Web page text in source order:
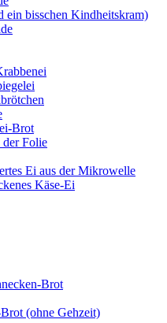
ein bisschen Kindheitskram)
Brot
der Folie
Ei aus der Mikrowelle
Käse-Ei
Brot
(ohne Gehzeit)